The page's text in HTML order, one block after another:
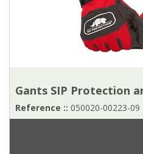
Gants SIP Protection
Reference :: 050020-00223-09